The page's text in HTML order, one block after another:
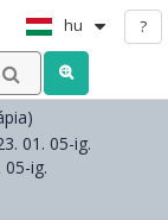
hu ?
01. 05-ig.
ig.